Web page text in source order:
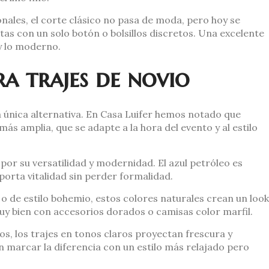
el corte clásico no pasa de moda, pero hoy se
con un solo botón o bolsillos discretos. Una excelente
lo moderno.
trajes de novio
alternativa. En Casa Luifer hemos notado que
amplia, que se adapte a la hora del evento y al estilo
su versatilidad y modernidad. El azul petróleo es
vitalidad sin perder formalidad.
de estilo bohemio, estos colores naturales crean un look
bien con accesorios dorados o camisas color marfil.
los trajes en tonos claros proyectan frescura y
marcar la diferencia con un estilo más relajado pero